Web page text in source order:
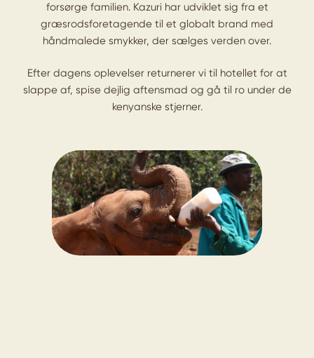
forsørge familien. Kazuri har udviklet sig fra et
græsrodsforetagende til et globalt brand med
håndmalede smykker, der sælges verden over.
Efter dagens oplevelser returnerer vi til hotellet for at
slappe af, spise dejlig aftensmad og gå til ro under de
kenyanske stjerner.